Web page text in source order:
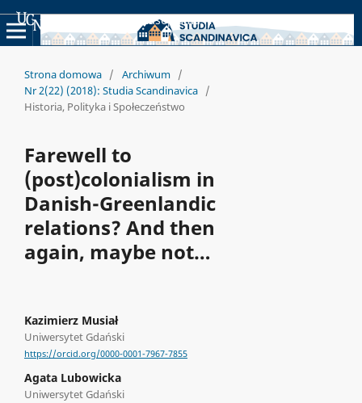
Uniwersyteckie Czasopisma Naukowe
Strona domowa / Archiwum /
Nr 2(22) (2018): Studia Scandinavica /
Historia, Polityka i Społeczeństwo
Farewell to
(post)colonialism in
Danish-Greenlandic
relations? And then
again, maybe not…
Kazimierz Musiał
Uniwersytet Gdański
https://orcid.org/0000-0001-7967-7855
Agata Lubowicka
Uniwersytet Gdański